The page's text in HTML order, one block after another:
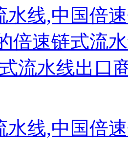
水线,中国倍
倍速链式流
流水线出口
水线,中国倍